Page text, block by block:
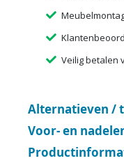
Veilig betalen
Alternatieven /
Voor- en